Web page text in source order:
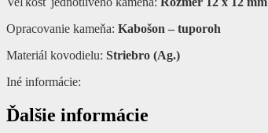
Opracovanie kameňa: Kabošon – tuporoh
Materiál kovodielu: Striebro (Ag.)
Iné informácie:
Ďalšie informácie